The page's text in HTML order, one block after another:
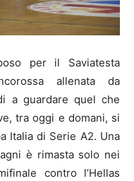
per il Saviatesta
allenata da
a guardare quel che
tra oggi e domani, si
Italia di Serie A2. Una
è rimasta solo nei
contro l’Hellas